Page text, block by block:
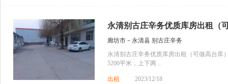
永清别古庄辛务优质库房出租（
廊坊市－永清县 别古庄辛务
永清别古庄辛务优质库房出租（可做高台库
5200平米，上下两...
出租 2023/12/18